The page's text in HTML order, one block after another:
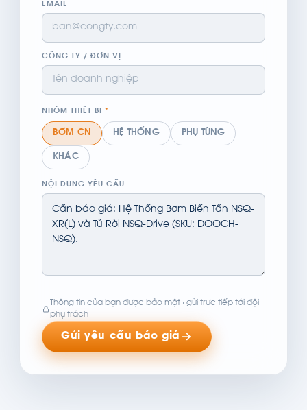
EMAIL
CÔNG TY / ĐƠN VỊ
NHÓM THIẾT BỊ *
BƠM CN HỆ THỐNG PHỤ TÙNG
KHÁC
NỘI DUNG YÊU CẦU
Thông tin của bạn được bảo mật · gửi trực tiếp tới đội
phụ trách
Gửi yêu cầu báo giá